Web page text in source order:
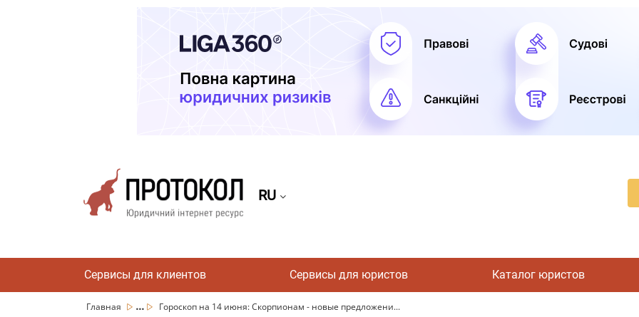
RU
Сервисы для клиентов Сервисы для юристов Каталог юристов
Главная ... Гороскоп на 14 июня: Скорпионам - новые предложени...